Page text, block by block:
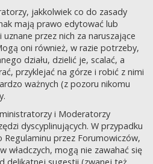
jakkolwiek co do zasady
mają prawo edytować lub
przez nich za naruszające
oni również, w razie potrzeby,
działu, dzielić je, scalać, a
przyklejać na górze i robić z nimi
ważnych (z pozoru nikomu
i Moderatorzy
dyscyplinujących. W przypadku
Regulaminu przez Forumowiczów,
władczych, mogą nie zawahać się
delikatnej sugestii (zwanej też